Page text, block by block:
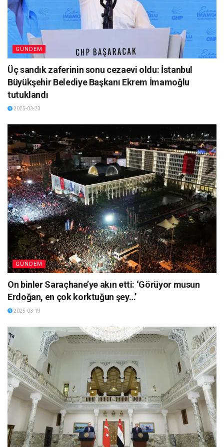
GÜNDEM
Üç sandık zaferinin sonu cezaevi oldu: İstanbul
Büyükşehir Belediye Başkanı Ekrem İmamoğlu
tutuklandı
2025-03-23
GÜNDEM
On binler Saraçhane’ye akın etti: ‘Görüyor musun
Erdoğan, en çok korktuğun şey…’
2025-03-19